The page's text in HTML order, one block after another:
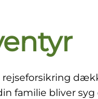
rejseforsikring
familie bliver syg